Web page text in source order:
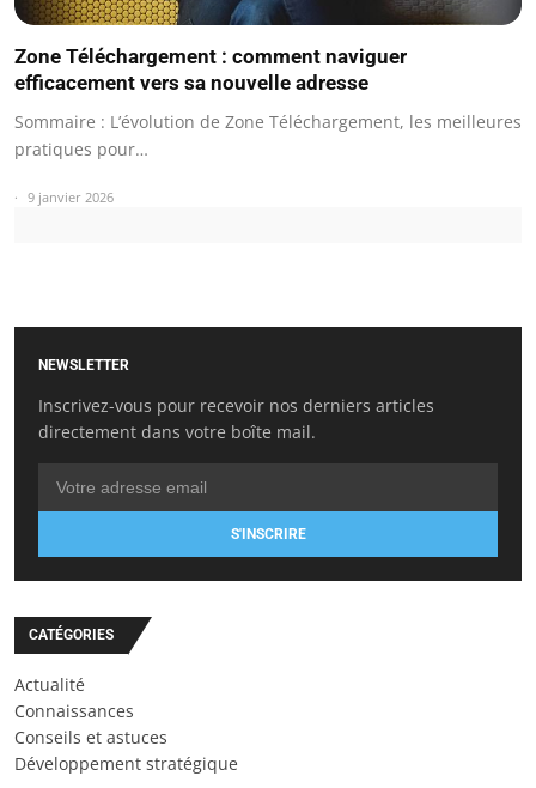
Zone Téléchargement : comment naviguer
efficacement vers sa nouvelle adresse
Sommaire : L’évolution de Zone Téléchargement, les meilleures
pratiques pour…
9 janvier 2026
NEWSLETTER
Inscrivez-vous pour recevoir nos derniers articles
directement dans votre boîte mail.
S'INSCRIRE
CATÉGORIES
Actualité
Connaissances
Conseils et astuces
Développement stratégique